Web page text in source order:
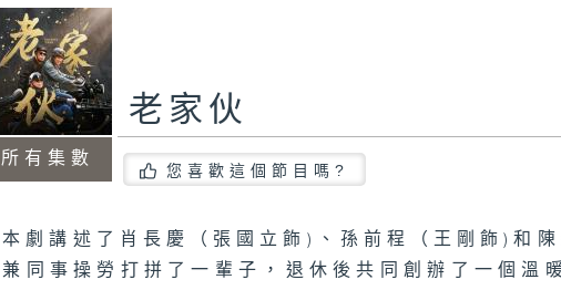
所有集數
老家伙
您喜歡這個節目嗎?
本劇講述了肖長慶（張國立飾)、孫前程（王剛飾)和
兼同事操勞打拼了一輩子，退休後共同創辦了一個溫